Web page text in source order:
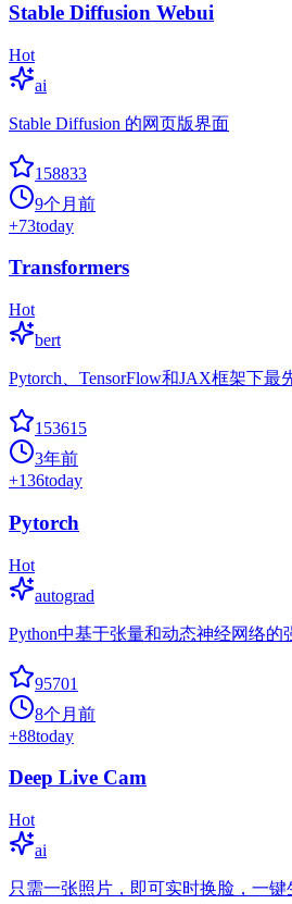
Stable Diffusion Webui
Hot
ai
Stable Diffusion 的网页版界面
158833
9个月前
+73today
Transformers
Hot
bert
Pytorch、TensorFlow和JAX框架下
153615
3年前
+136today
Pytorch
Hot
autograd
Python中基于张量和动态神经网络的
95701
8个月前
+88today
Deep Live Cam
Hot
ai
只需一张照片，即可实时换脸，一